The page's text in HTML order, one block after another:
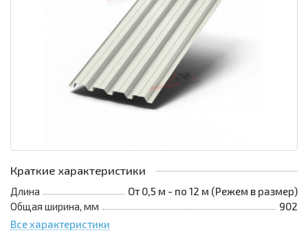
Краткие характеристики
Длина
От 0,5 м - по 12 м (Режем в размер)
Общая ширина, мм
902
Все характеристики